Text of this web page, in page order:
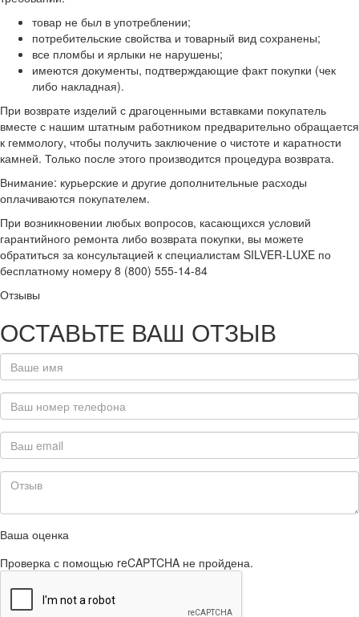
товар не был в употреблении;
потребительские свойства и товарный вид сохранены;
все пломбы и ярлыки не нарушены;
имеются документы, подтверждающие факт покупки (чек
либо накладная).
При возврате изделий с драгоценными вставками покупатель
вместе с нашим штатным работником предварительно обращается
к геммологу, чтобы получить заключение о чистоте и каратности
камней. Только после этого производится процедура возврата.
Внимание: курьерские и другие дополнительные расходы
оплачиваются покупателем.
При возникновении любых вопросов, касающихся условий
гарантийного ремонта либо возврата покупки, вы можете
обратиться за консультацией к специалистам SILVER-LUXE по
бесплатному номеру 8 (800) 555-14-84
Отзывы
ОСТАВЬТЕ ВАШ ОТЗЫВ
Ваша оценка
Проверка с помощью reCAPTCHA не пройдена.